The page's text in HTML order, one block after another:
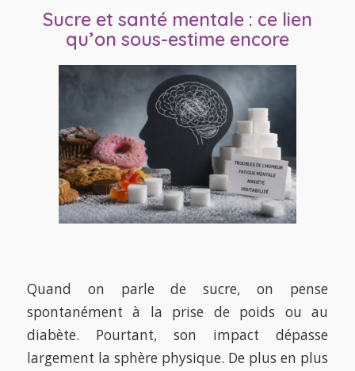
Sucre et santé mentale : ce lien
qu’on sous-estime encore
Quand on parle de sucre, on pense
spontanément à la prise de poids ou au
diabète. Pourtant, son impact dépasse
largement la sphère physique. De plus en plus